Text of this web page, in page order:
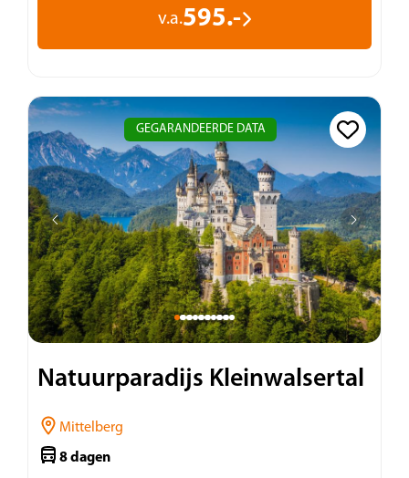
v.a.595.-
GEGARANDEERDE DATA
Natuurparadijs Kleinwalsertal
Mittelberg
8 dagen